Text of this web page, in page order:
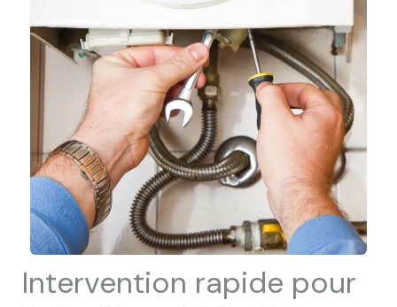
Intervention rapide pour